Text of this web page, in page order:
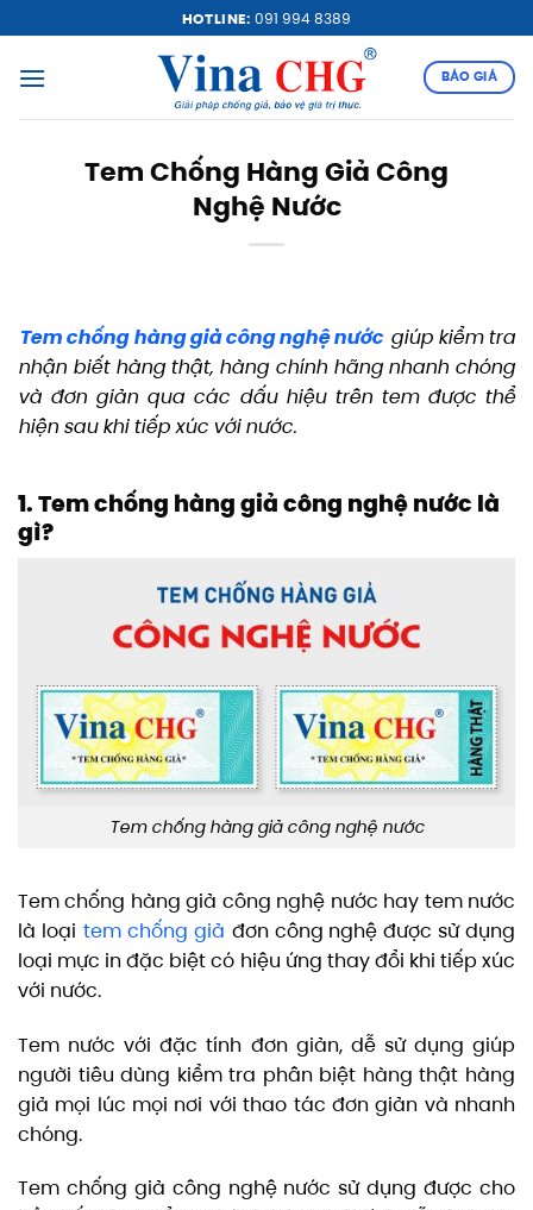
qua
nội
HOTLINE:091 994 8389
BÁO GIÁ
Tem Chống Hàng Giả Công
Nghệ Nước
Tem chống hàng giả công nghệ nước giúp kiểm tra
nhận biết hàng thật, hàng chính hãng nhanh chóng
và đơn giản qua các dấu hiệu trên tem được thể
hiện sau khi tiếp xúc với nước.
1. Tem chống hàng giả công nghệ nước là
gì?
Tem chống hàng giả công nghệ nước
Tem chống hàng giả công nghệ nước hay tem nước
là loại tem chống giả đơn công nghệ được sử dụng
loại mực in đặc biệt có hiệu ứng thay đổi khi tiếp xúc
với nước.
Tem nước với đặc tính đơn giản, dễ sử dụng giúp
người tiêu dùng kiểm tra phân biệt hàng thật hàng
giả mọi lúc mọi nơi với thao tác đơn giản và nhanh
chóng.
Tem chống giả công nghệ nước sử dụng được cho